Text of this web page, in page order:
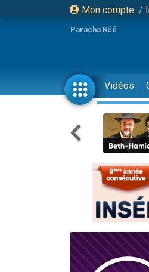
Mon compte /
Paracha Réé
Vidéos